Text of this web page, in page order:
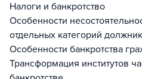
Налоги и банкротство
Особенности
отдельных категорий
Особенности банкротства
Трансформация институтов